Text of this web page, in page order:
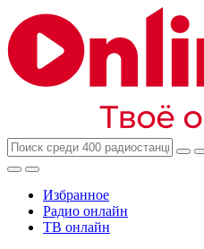
Избранное
Радио онлайн
ТВ онлайн